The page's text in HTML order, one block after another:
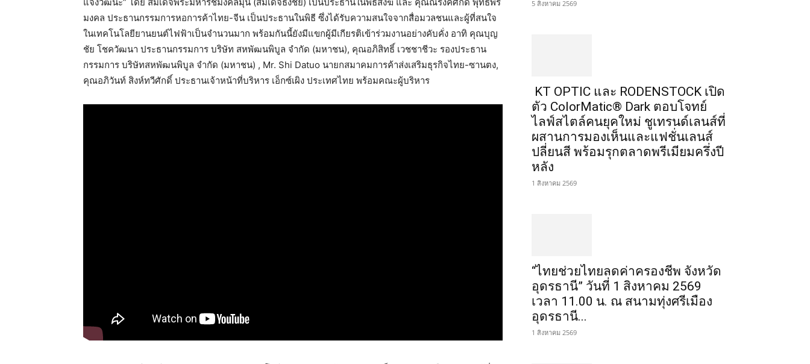
มงคล ประธานกรรมการหอการค้าไทย-จีน เป็นประธานในพิธี ซึ่งได้รับความสนใจจากสื่อมวลชนและผู้ที่สนใจ
ในเทคโนโลยียานยนต์ไฟฟ้าเป็นจำนวนมาก พร้อมกันนี้ยังมีแขกผู้มีเกียรติเข้าร่วมงานอย่างคับคั่ง อาทิ คุณบุญ
ชัย โชควัฒนา ประธานกรรมการ บริษัท สหพัฒนพิบูล จำกัด (มหาชน), คุณอภิสิทธิ์ เวชชาชีวะ รองประธาน
กรรมการ บริษัทสหพัฒนพิบูล จำกัด (มหาชน) , Mr. Shi Datuo นายกสมาคมการค้าส่งเสริมธุรกิจไทย-ซานตง,
คุณอภิวันท์ สิงห์ทวีศักดิ์ ประธานเจ้าหน้าที่บริหาร เอ็กซ์เผิง ประเทศไทย พร้อมคณะผู้บริหาร
5 สิงหาคม 2569
KT OPTIC และ RODENSTOCK เปิด
ตัว ColorMatic® Dark ตอบโจทย์
ไลฟ์สไตล์คนยุคใหม่ ชูเทรนด์เลนส์ที่
ผสานการมองเห็นและแฟชั่นเลนส์
ปลี่ยนสี พร้อมรุกตลาดพรีเมียมครึ่งปี
หลัง
1 สิงหาคม 2569
“ไทยช่วยไทยลดค่าครองชีพ จังหวัด
อุดรธานี” วันที่ 1 สิงหาคม 2569
เวลา 11.00 น. ณ สนามทุ่งศรีเมือง
อุดรธานี...
1 สิงหาคม 2569